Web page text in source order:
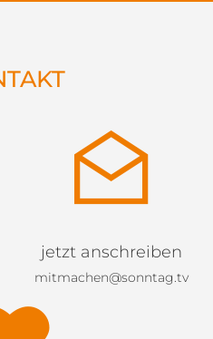
jetzt anschreiben
mitmachen@sonntag.tv